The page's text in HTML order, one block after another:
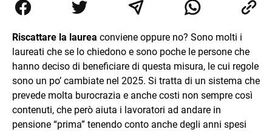
collaborato con grandi gruppi editoriali e agenzie di
comunicazione specializzandosi nella scrittura di articoli
Riscattare la laurea conviene oppure no? Sono molti i
laureati che se lo chiedono e sono poche le persone che
hanno deciso di beneficiare di questa misura, le cui regole
sono un po’ cambiate nel 2025. Si tratta di un sistema che
prevede molta burocrazia e anche costi non sempre così
contenuti, che però aiuta i lavoratori ad andare in
pensione “prima” tenendo conto anche degli anni spesi